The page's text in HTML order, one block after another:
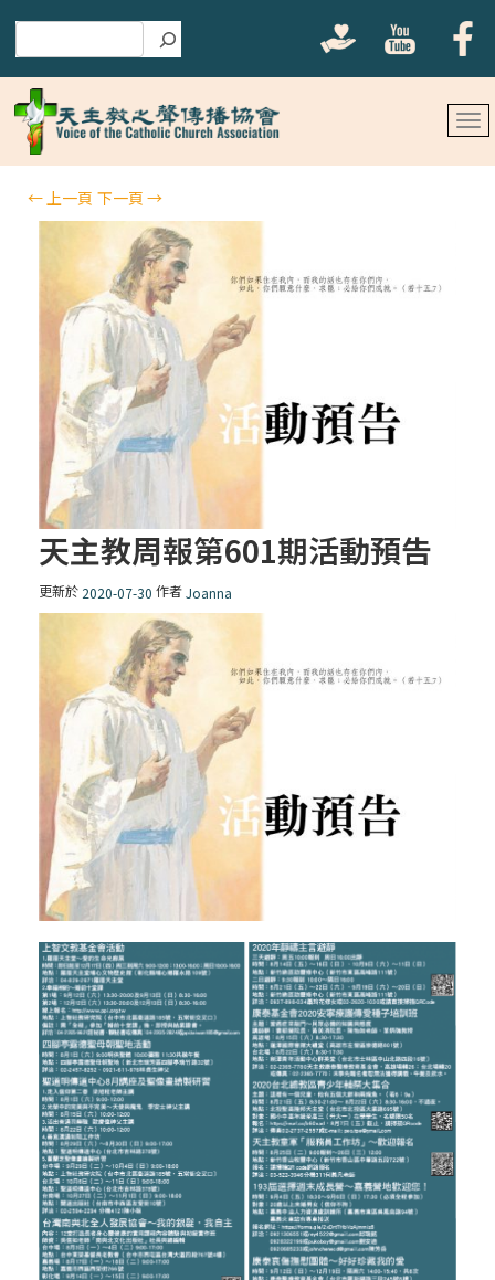
←上一頁 下一頁→
天主教周報第601期活動預告
更新於 2020-07-30 作者 Joanna